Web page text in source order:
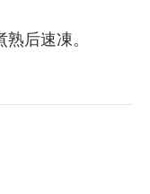
后速凍。